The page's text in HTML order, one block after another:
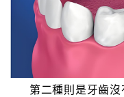
第二種則是牙齒沒